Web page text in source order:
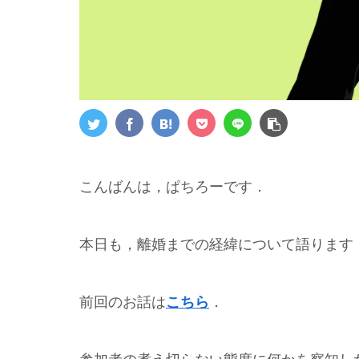
こんばんは，ぱちろーです．
本日も，離婚までの経緯について語ります
前回のお話はこちら ．